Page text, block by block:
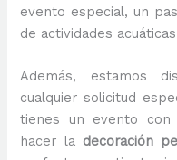
evento especial, un
de actividades
Además, estamos
cualquier solicitud
tienes un evento con
hacer la decoración